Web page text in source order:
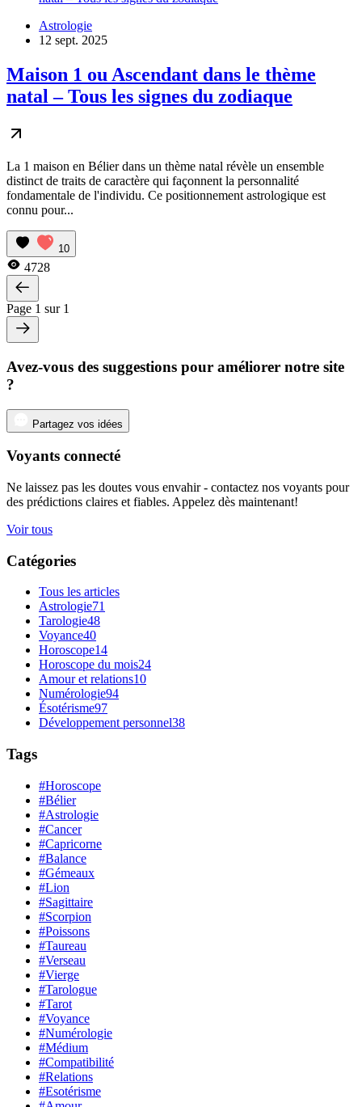
Astrologie
12 sept. 2025
Maison 1 ou Ascendant dans le thème
natal – Tous les signes du zodiaque
La 1 maison en Bélier dans un thème natal révèle un ensemble
distinct de traits de caractère qui façonnent la personnalité
fondamentale de l'individu. Ce positionnement astrologique est
connu pour...
10
4728
Page 1 sur 1
Avez-vous des suggestions pour améliorer notre site
?
Partagez vos idées
Voyants connecté
Ne laissez pas les doutes vous envahir - contactez nos voyants pour
des prédictions claires et fiables. Appelez dès maintenant!
Voir tous
Catégories
Tous les articles
Astrologie71
Tarologie48
Voyance40
Horoscope14
Horoscope du mois24
Amour et relations10
Numérologie94
Ésotérisme97
Développement personnel38
Tags
#Horoscope
#Bélier
#Astrologie
#Cancer
#Capricorne
#Balance
#Gémeaux
#Lion
#Sagittaire
#Scorpion
#Poissons
#Taureau
#Verseau
#Vierge
#Tarologue
#Tarot
#Voyance
#Numérologie
#Médium
#Compatibilité
#Relations
#Esotérisme